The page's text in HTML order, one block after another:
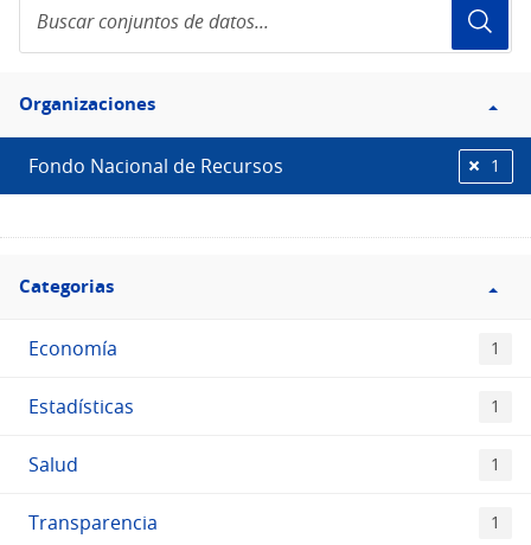
conjuntos
de
Filtro
Organizaciones
Organizaciones
Fondo Nacional de Recursos 1
Filtro
Categorias
Categorias
Economía 1
Estadísticas 1
Salud 1
Transparencia 1